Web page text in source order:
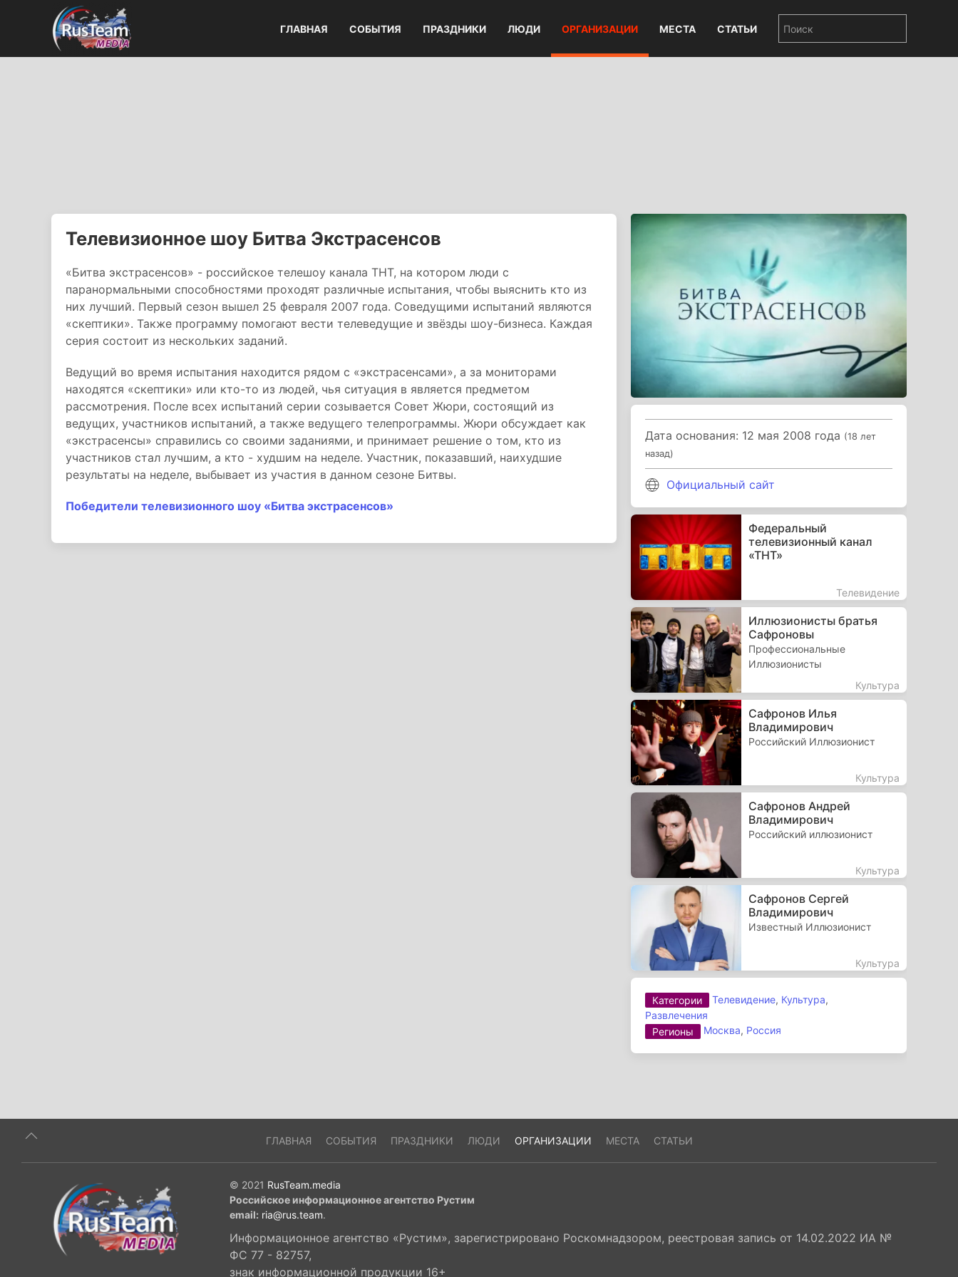
ГЛАВНАЯ СОБЫТИЯ ПРАЗДНИКИ ЛЮДИ ОРГАНИЗАЦИИ МЕСТА СТАТЬИ
Телевизионное шоу Битва Экстрасенсов
«Битва экстрасенсов» - российское телешоу канала ТНТ, на котором люди с
паранормальными способностями проходят различные испытания, чтобы выяснить кто из
них лучший. Первый сезон вышел 25 февраля 2007 года. Соведущими испытаний являются
«скептики». Также программу помогают вести телеведущие и звёзды шоу-бизнеса. Каждая
серия состоит из нескольких заданий.
Ведущий во время испытания находится рядом с «экстрасенсами», а за мониторами
находятся «скептики» или кто-то из людей, чья ситуация в является предметом
рассмотрения. После всех испытаний серии созывается Совет Жюри, состоящий из
ведущих, участников испытаний, а также ведущего телепрограммы. Жюри обсуждает как
«экстрасенсы» справились со своими заданиями, и принимает решение о том, кто из
участников стал лучшим, а кто - худшим на неделе. Участник, показавший, наихудшие
результаты на неделе, выбывает из участия в данном сезоне Битвы.
Победители телевизионного шоу «Битва экстрасенсов»
Дата основания: 12 мая 2008 года (18 лет
назад)
Официальный сайт
Федеральный
телевизионный канал
«ТНТ»
Телевидение
Иллюзионисты братья
Сафроновы
Профессиональные
Иллюзионисты
Культура
Сафронов Илья
Владимирович
Российский Иллюзионист
Культура
Сафронов Андрей
Владимирович
Российский иллюзионист
Культура
Сафронов Сергей
Владимирович
Известный Иллюзионист
Культура
Категории Телевидение, Культура,
Развлечения
Регионы
Москва, Россия
ГЛАВНАЯ СОБЫТИЯ ПРАЗДНИКИ ЛЮДИ ОРГАНИЗАЦИИ МЕСТА СТАТЬИ
© 2021 RusTeam.media
Российское информационное агентство Рустим
email: ria@rus.team.
Информационное агентство «Рустим», зарегистрировано Роскомнадзором, реестровая запись от 14.02.2022 ИА №
ФС 77 - 82757,
знак информационной продукции 16+